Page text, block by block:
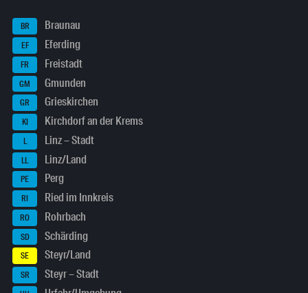
BR Braunau
EF Eferding
FR Freistadt
GM Gmunden
GR Grieskirchen
KI Kirchdorf an der Krems
L Linz – Stadt
LL Linz/Land
PE Perg
RI Ried im Innkreis
RO Rohrbach
SD Schärding
SE Steyr/Land
SR Steyr – Stadt